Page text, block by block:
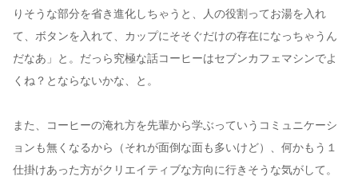
りそうな部分を省き進化しちゃうと、人の役割ってお湯を入れ
て、ボタンを入れて、カップにそそぐだけの存在になっちゃうん
だなあ」と。だっら究極な話コーヒーはセブンカフェマシンでよ
くね？とならないかな、と。
また、コーヒーの淹れ方を先輩から学ぶっていうコミュニケーシ
ョンも無くなるから（それが面倒な面も多いけど）、何かもう１
仕掛けあった方がクリエイティブな方向に行きそうな気がして。